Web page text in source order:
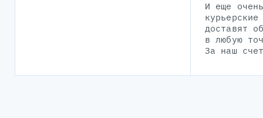
И еще
доставят
в любую
За наш